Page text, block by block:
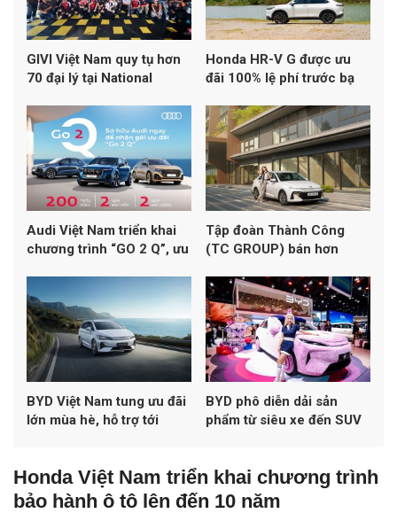
GIVI Việt Nam quy tụ hơn
70 đại lý tại National
Honda HR-V G được ưu
đãi 100% lệ phí trước bạ
Audi Việt Nam triển khai
chương trình “GO 2 Q”, ưu
cho dải SUV Q Series
Tập đoàn Thành Công
(TC GROUP) bán hơn
tháng 4/2026
BYD Việt Nam tung ưu đãi
lớn mùa hè, hỗ trợ tới
hybrid
BYD phô diễn dải sản
phẩm từ siêu xe đến SUV
Honda Việt Nam triển khai chương trình
bảo hành ô tô lên đến 10 năm